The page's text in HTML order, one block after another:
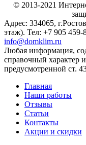
© 2013-2021
Адрес: 334065, г.
этаж). Тел: +7 905
info@domklim.ru
Любая информация,
справочный характер
предусмотренной ст.
Главная
Наши работы
Отзывы
Статьи
Контакты
Акции и скидки